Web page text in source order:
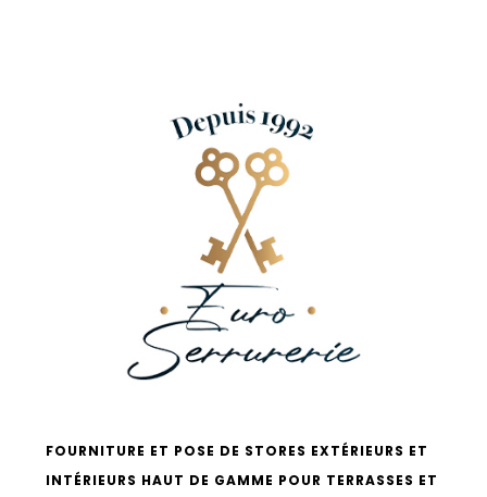
FOURNITURE ET POSE DE STORES EXTÉRIEURS ET
INTÉRIEURS HAUT DE GAMME POUR TERRASSES ET